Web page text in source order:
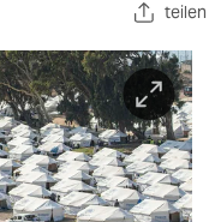
teilen